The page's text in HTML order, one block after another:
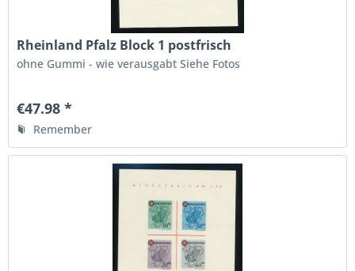
Rheinland Pfalz Block 1 postfrisch
ohne Gummi - wie verausgabt Siehe Fotos
€47.98 *
Remember